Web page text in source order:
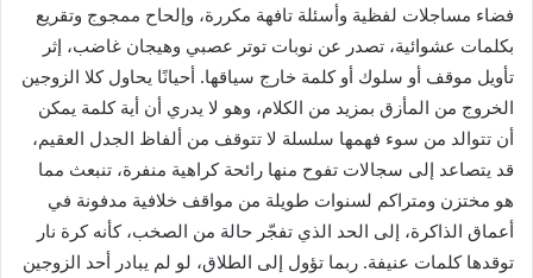
فضاء مساجلات لفظية وأسئلة تافهة مكررة، وإلحاح ممجوج وتقريع
بكلمات عشوائية، تصدر عن نوبات توتر عصبي وهيجان غاضب، إثر
تأويل موقف أو سلوك أو كلمة خارج سياقها. أحيانًا يحاول كلا الزوجين
الخروج من المأزق بمزيد من الكلام، وهو لا يدري أن أية كلمة يمكن
أن تتوالد من سوء فهمها سلسلة لا تتوقف من ألفاظ الجدل العقيم،
قد يتصاعد إلى سجالات تفوح منها رائحة كراهية منفرة، تنبعث مما
هو مختزن ومتراكم لسنوات طويلة من مواقف خلافية مدفونة في
أعماق الذاكرة، إلى الحد الذي تفجّر حالة من الصخب، كأنه كرة نار
توقدها كلمات عنيفة. ربما تؤول إلى الطلاق، لو لم يبادر أحد الزوجين